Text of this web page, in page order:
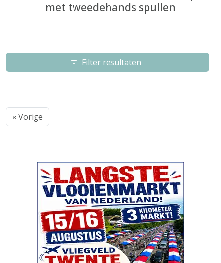
met tweedehands spullen
Filter resultaten
« Vorige